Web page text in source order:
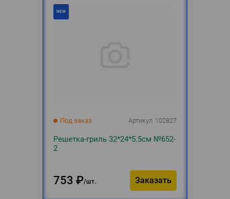
Под заказ Артикул 102827
Решетка-гриль 32*24*5.5см №652-
2
753 ₽ шт. Заказать